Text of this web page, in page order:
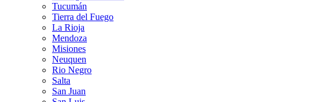
Tucumán
Tierra del Fuego
La Rioja
Mendoza
Misiones
Neuquen
Rio Negro
Salta
San Juan